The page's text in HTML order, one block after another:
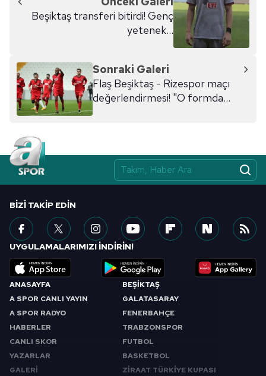
Beşiktaş transferi bitirdi! Genç
yetenek...
Sonraki Galeri
Flaş Beşiktaş - Rizespor maçı
değerlendirmesi! "O formda
ANASAYFA
A SPOR CANLI YAYIN
A SPOR RADYO
HABERLER
CANLI SKOR
YAZARLAR
GALERİ
BEŞİKTAŞ
GALATASARAY
FENERBAHÇE
TRABZONSPOR
FUTBOL
BASKETBOL
ZİRAAT TÜRKİYE KUPASI
BIZI TAKIP EDIN
UYGULAMALARIMIZI İNDİRİN!